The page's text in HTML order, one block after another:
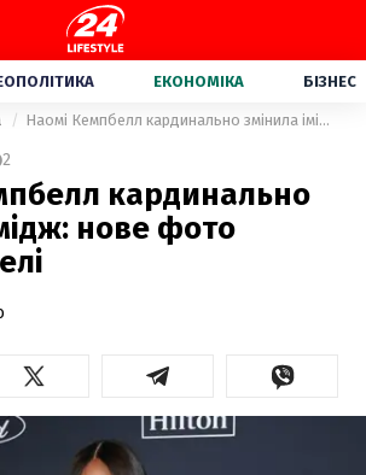
ЕКОНОМІКА БІЗНЕС
Наомі Кемпбелл кардинально змінила імідж: нове фото супермоделі
2
кардинально
нове фото